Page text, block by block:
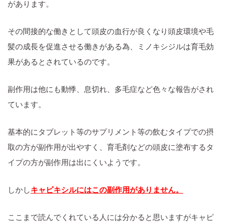
があります。
その間接的な働きとして頭皮の血行が良くなり頭皮環境や毛
髪の成長を促進させる働きがある為、ミノキシジルは育毛効
果があるとされているのです。
副作用は他にも動悸、息切れ、多毛症など色々な報告がされ
ています。
基本的にタブレット等のサプリメント等の飲むタイプでの摂
取の方が副作用が出やすく、育毛剤などの頭皮に塗布するタ
イプの方が副作用は出にくいようです。
しかしキャピキシルにはこの副作用がありません。
ここまで読んでくれている人には分かると思いますがキャピ